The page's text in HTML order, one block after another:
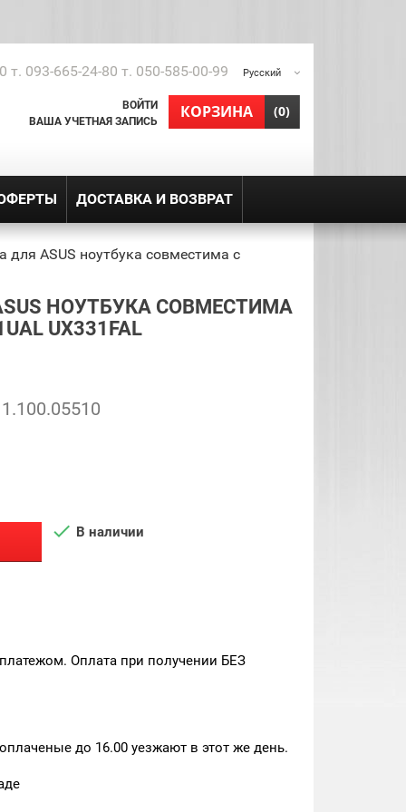
Русский
т. 093-665-24-80 т. 050-585-00-99
КОРЗИНА
shopping_cart (0)
ВОЙТИ
ВАША УЧЕТНАЯ ЗАПИСЬ
ДОСТАВКА И ВОЗВРАТ
для ASUS ноутбука совместима с
НОУТБУКА СОВМЕСТИМА
UX331FAL
1.100.05510
 В наличии
Оплата при получении БЕЗ
до 16.00 уезжают в этот же день.